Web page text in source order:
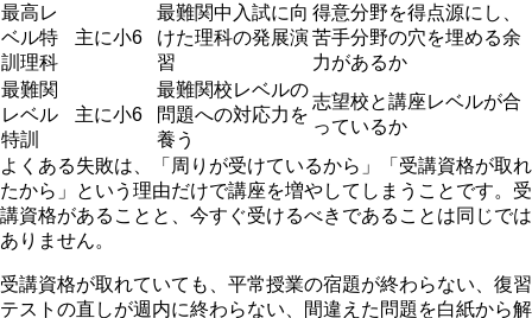
最高レ
ベル特
訓理科
主に小6
最難関中入試に向
けた理科の発展演
習
得意分野を得点源にし、
苦手分野の穴を埋める余
力があるか
最難関
レベル
特訓
主に小6
最難関校レベルの
問題への対応力を
養う
志望校と講座レベルが合
っているか
よくある失敗は、「周りが受けているから」「受講資格が取れ
たから」という理由だけで講座を増やしてしまうことです。受
講資格があることと、今すぐ受けるべきであることは同じでは
ありません。
受講資格が取れていても、平常授業の宿題が終わらない、復習
テストの直しが週内に終わらない、間違えた問題を白紙から解